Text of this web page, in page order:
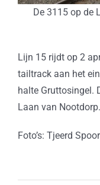
De 3115 op de
Lijn 15 rijdt op 2
tailtrack aan het
halte Gruttosingel.
Laan van Nootdorp.
Foto’s: Tjeerd Spoor